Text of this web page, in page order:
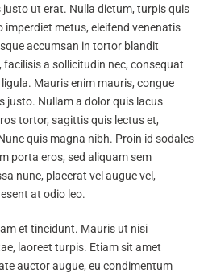
justo ut erat. Nulla dictum, turpis quis
imperdiet metus, eleifend venenatis
accumsan in tortor blandit
a sollicitudin nec, consequat
Mauris enim mauris, congue
justo. Nullam a dolor quis lacus
tortor, sagittis quis lectus et,
quis magna nibh. Proin id sodales
porta eros, sed aliquam sem
nunc, placerat vel augue vel,
at odio leo.
et tincidunt. Mauris ut nisi
laoreet turpis. Etiam sit amet
auctor augue, eu condimentum